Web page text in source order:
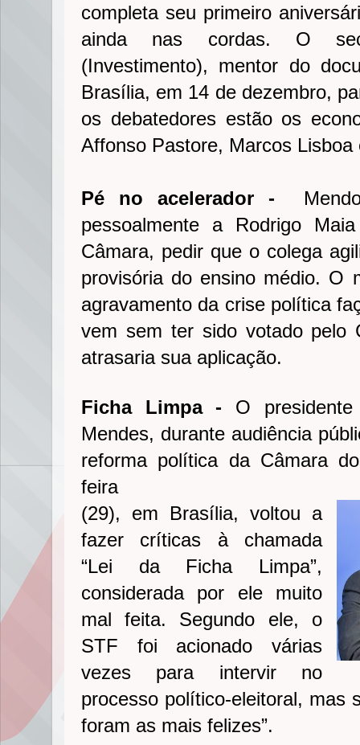
completa seu primeiro
ainda nas cordas. O
(Investimento), mentor do
Brasília, em 14 de dezembro,
os debatedores estão os
Affonso Pastore, Marcos
Pé no acelerador -
pessoalmente a Rodrigo
Câmara, pedir que o colega
provisória do ensino médio. O
agravamento da crise política
vem sem ter sido votado pelo
atrasaria sua aplicação.
Ficha Limpa - O
Mendes, durante audiência
reforma política da Câmara
feira
(29), em Brasília, voltou a
fazer críticas à chamada
“Lei da Ficha Limpa”,
considerada por ele muito
mal feita. Segundo ele, o
STF foi acionado várias
vezes para intervir no
processo político-eleitoral, mas
foram as mais felizes”.